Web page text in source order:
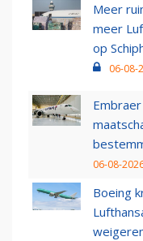
Meer
meer
op
06-08-
06-08-
Boeing